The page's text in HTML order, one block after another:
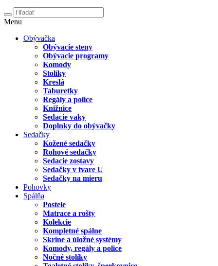
Menu
Obývačka
Obývacie steny
Obývacie programy
Komody
Stolíky
Kreslá
Taburetky
Regály a police
Knižnice
Sedacie vaky
Doplnky do obývačky
Sedačky
Kožené sedačky
Rohové sedačky
Sedacie zostavy
Sedačky v tvare U
Sedačky na mieru
Pohovky
Spálňa
Postele
Matrace a rošty
Kolekcie
Kompletné spálne
Skrine a úložné systémy
Komody, regály a police
Nočné stolíky